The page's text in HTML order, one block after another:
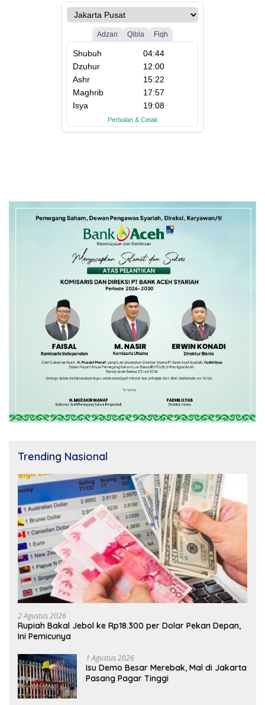
Trending Nasional
2 Agustus 2026
Rupiah Bakal Jebol ke Rp18.300 per Dolar Pekan Depan,
Ini Pemicunya
1 Agustus 2026
Isu Demo Besar Merebak, Mal di Jakarta
Pasang Pagar Tinggi